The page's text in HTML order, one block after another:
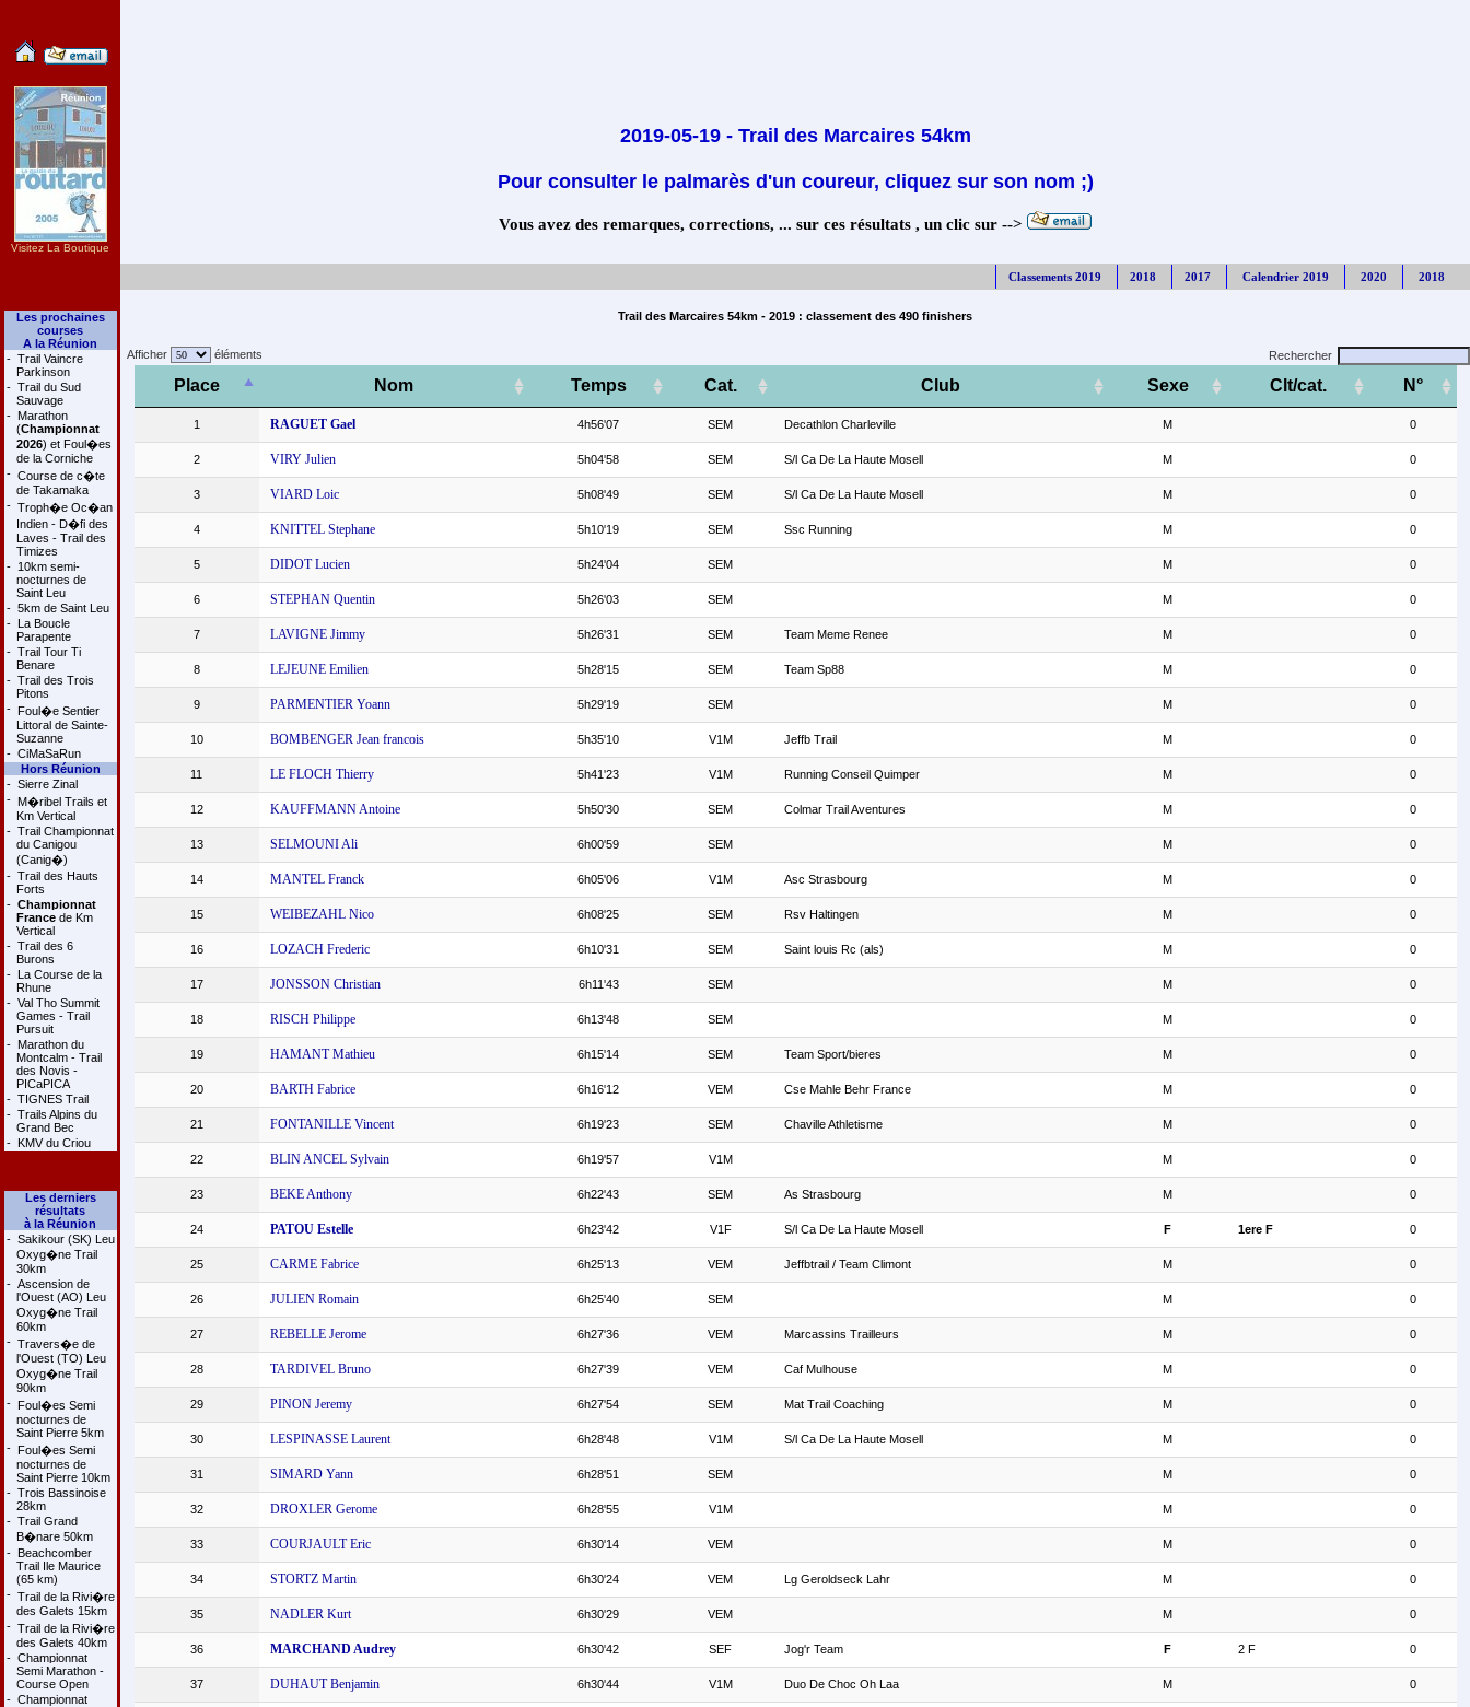
Visitez La Boutique
Les prochaines
courses
A la Réunion
- Trail Vaincre
Parkinson
- Trail du Sud
Sauvage
- Marathon
(Championnat
2026) et Foul�es
de la Corniche
- Course de c�te
de Takamaka
- Troph�e Oc�an
Indien - D�fi des
Laves - Trail des
Timizes
- 10km semi-
nocturnes de
Saint Leu
- 5km de Saint Leu
- La Boucle
Parapente
- Trail Tour Ti
Benare
- Trail des Trois
Pitons
- Foul�e Sentier
Littoral de Sainte-
Suzanne
- CiMaSaRun
Hors Réunion
- Sierre Zinal
- M�ribel Trails et
Km Vertical
- Trail Championnat
du Canigou
(Canig�)
- Trail des Hauts
Forts
- Championnat
Francede Km
Vertical
- Trail des 6
Burons
- La Course de la
Rhune
- Val Tho Summit
Games - Trail
Pursuit
- Marathon du
Montcalm - Trail
des Novis -
PICaPICA
- TIGNES Trail
- Trails Alpins du
Grand Bec
- KMV du Criou
Les derniers
résultats
à la Réunion
- Sakikour (SK) Leu
Oxyg�ne Trail
30km
- Ascension de
l'Ouest (AO) Leu
Oxyg�ne Trail
60km
- Travers�e de
l'Ouest (TO) Leu
Oxyg�ne Trail
90km
- Foul�es Semi
nocturnes de
Saint Pierre 5km
- Foul�es Semi
nocturnes de
Saint Pierre 10km
- Trois Bassinoise
28km
- Trail Grand
B�nare 50km
- Beachcomber
Trail Ile Maurice
(65 km)
- Trail de la Rivi�re
des Galets 15km
- Trail de la Rivi�re
des Galets 40km
- Championnat
Semi Marathon -
Course Open
- Championnat
2019-05-19 - Trail des Marcaires 54km
Pour consulter le palmarès d'un coureur, cliquez sur son nom ;)
Vous avez des remarques, corrections, ... sur ces résultats , un clic sur -->
Classements 2019 2018 2017 Calendrier 2019 2020 2018
Trail des Marcaires 54km - 2019 : classement des 490 finishers
Afficher éléments Rechercher
Place Nom Temps Cat. Club Sexe Clt/cat. N°
1 RAGUET Gael 4h56'07 SEM Decathlon Charleville M 0
2 VIRY Julien 5h04'58 SEM S/l Ca De La Haute Mosell M 0
3 VIARD Loic 5h08'49 SEM S/l Ca De La Haute Mosell M 0
4 KNITTEL Stephane 5h10'19 SEM Ssc Running M 0
5 DIDOT Lucien 5h24'04 SEM M 0
6 STEPHAN Quentin 5h26'03 SEM M 0
7 LAVIGNE Jimmy 5h26'31 SEM Team Meme Renee M 0
8 LEJEUNE Emilien 5h28'15 SEM Team Sp88 M 0
9 PARMENTIER Yoann 5h29'19 SEM M 0
10 BOMBENGER Jean francois 5h35'10 V1M Jeffb Trail M 0
11 LE FLOCH Thierry 5h41'23 V1M Running Conseil Quimper M 0
12 KAUFFMANN Antoine 5h50'30 SEM Colmar Trail Aventures M 0
13 SELMOUNI Ali 6h00'59 SEM M 0
14 MANTEL Franck 6h05'06 V1M Asc Strasbourg M 0
15 WEIBEZAHL Nico 6h08'25 SEM Rsv Haltingen M 0
16 LOZACH Frederic 6h10'31 SEM Saint louis Rc (als) M 0
17 JONSSON Christian 6h11'43 SEM M 0
18 RISCH Philippe 6h13'48 SEM M 0
19 HAMANT Mathieu 6h15'14 SEM Team Sport/bieres M 0
20 BARTH Fabrice 6h16'12 VEM Cse Mahle Behr France M 0
21 FONTANILLE Vincent 6h19'23 SEM Chaville Athletisme M 0
22 BLIN ANCEL Sylvain 6h19'57 V1M M 0
23 BEKE Anthony 6h22'43 SEM As Strasbourg M 0
24 PATOU Estelle 6h23'42 V1F S/l Ca De La Haute Mosell F 1ere F 0
25 CARME Fabrice 6h25'13 VEM Jeffbtrail / Team Climont M 0
26 JULIEN Romain 6h25'40 SEM M 0
27 REBELLE Jerome 6h27'36 VEM Marcassins Trailleurs M 0
28 TARDIVEL Bruno 6h27'39 VEM Caf Mulhouse M 0
29 PINON Jeremy 6h27'54 SEM Mat Trail Coaching M 0
30 LESPINASSE Laurent 6h28'48 V1M S/l Ca De La Haute Mosell M 0
31 SIMARD Yann 6h28'51 SEM M 0
32 DROXLER Gerome 6h28'55 V1M M 0
33 COURJAULT Eric 6h30'14 VEM M 0
34 STORTZ Martin 6h30'24 VEM Lg Geroldseck Lahr M 0
35 NADLER Kurt 6h30'29 VEM M 0
36 MARCHAND Audrey 6h30'42 SEF Jog'r Team F 2 F 0
37 DUHAUT Benjamin 6h30'44 V1M Duo De Choc Oh Laa M 0